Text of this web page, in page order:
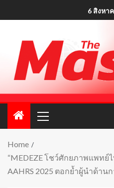
6 สิงหา
Home
“MEDEZE โชว์ศักยภาพแพทย์
AAHRS 2025 ตอกย้ำผู้นำด้า